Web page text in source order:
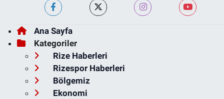
Ana Sayfa
Kategoriler
Rize Haberleri
Rizespor Haberleri
Bölgemiz
Ekonomi